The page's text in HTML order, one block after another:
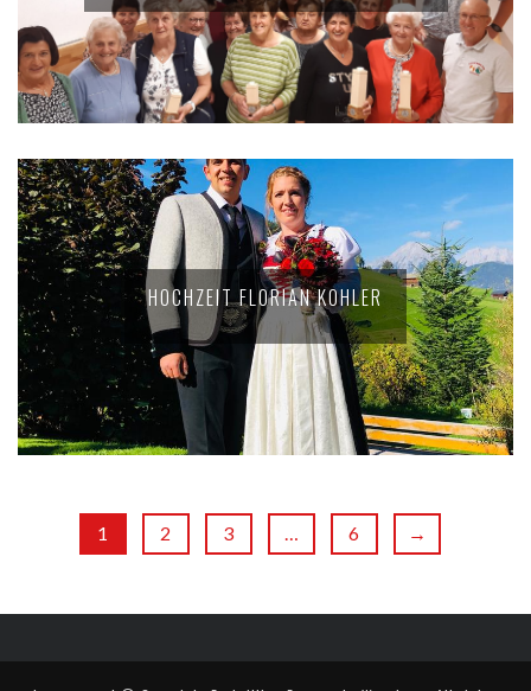
HOCHZEIT FLORIAN KOHLER
1 2 3 … 6 →